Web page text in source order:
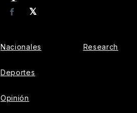
𝕏
Facebook
Nacionales
Deportes
Opinión
Research